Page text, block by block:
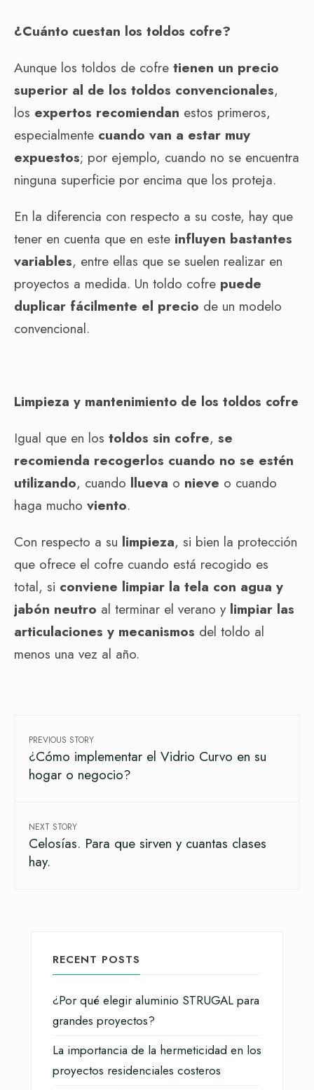
¿Cuánto cuestan los toldos cofre?
Aunque los toldos de cofre tienen un precio
superior al de los toldos convencionales,
los expertos recomiendan estos primeros,
especialmente cuando van a estar muy
expuestos; por ejemplo, cuando no se encuentra
ninguna superficie por encima que los proteja.
En la diferencia con respecto a su coste, hay que
tener en cuenta que en este influyen bastantes
variables, entre ellas que se suelen realizar en
proyectos a medida. Un toldo cofre puede
duplicar fácilmente el precio de un modelo
convencional.
Limpieza y mantenimiento de los toldos cofre
Igual que en los toldos sin cofre, se
recomienda recogerlos cuando no se estén
utilizando, cuando llueva o nieve o cuando
haga mucho viento.
Con respecto a su limpieza, si bien la protección
que ofrece el cofre cuando está recogido es
total, si conviene limpiar la tela con agua y
jabón neutro al terminar el verano y limpiar las
articulaciones y mecanismos del toldo al
menos una vez al año.
PREVIOUS STORY
¿Cómo implementar el Vidrio Curvo en su
hogar o negocio?
NEXT STORY
Celosías. Para que sirven y cuantas clases
hay.
RECENT POSTS
¿Por qué elegir aluminio STRUGAL para
grandes proyectos?
La importancia de la hermeticidad en los
proyectos residenciales costeros